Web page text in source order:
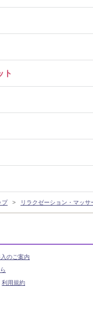
ト
プ リラクゼーション・マッ
のご案内
利用規約